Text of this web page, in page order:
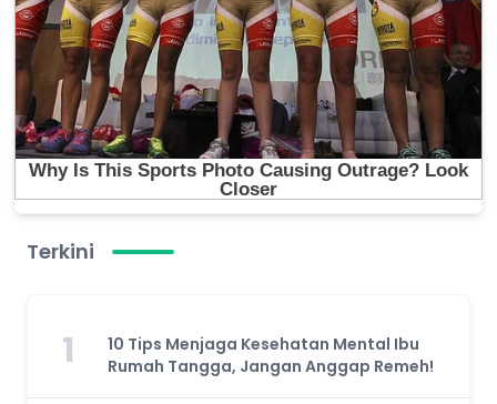
Terkini
1
10 Tips Menjaga Kesehatan Mental Ibu
Rumah Tangga, Jangan Anggap Remeh!